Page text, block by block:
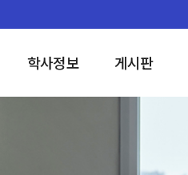
학사정보 게시판